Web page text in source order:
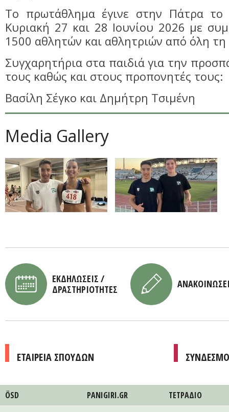
Το πρωτάθλημα έγινε στην Πάτρα το
Κυριακή 27 και 28 Ιουνίου 2026 με
1500 αθλητών και αθλητριών από όλη
Συγχαρητήρια στα παιδιά για την
τους καθώς και στους προπονητές τους:
Βασίλη Σέγκο και Δημήτρη Τσιμένη
Media Gallery
ΕΚΔΗΛΩΣΕΙΣ /
ΔΡΑΣΤΗΡΙΟΤΗΤΕΣ
ΕΤΑΙΡΕΙΑ ΣΠΟΥΔΩΝ
ÖSD PANIGIRI.GR ΤΕΤΡAΔΙΟ